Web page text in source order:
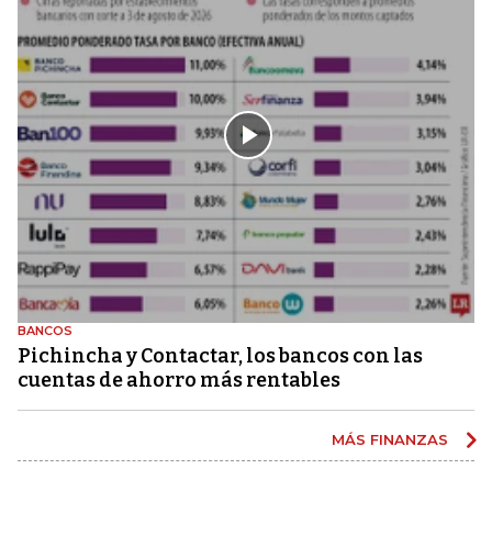
BANCOS
Pichincha y Contactar, los bancos con las
cuentas de ahorro más rentables
MÁS FINANZAS